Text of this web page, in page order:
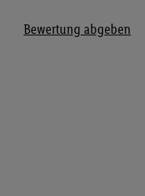
Bewertung abgeben